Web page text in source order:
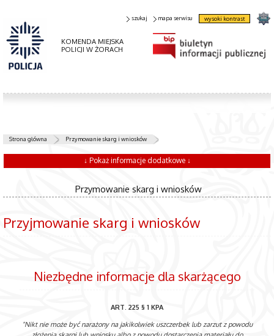
KOMENDA MIEJSKA
POLICJI W ŻORACH
szukaj mapa serwisu wysoki kontrast
Strona główna Przymowanie skarg i wniosków
↓ Pokaż informacje dodatkowe ↓
Przymowanie skarg i wniosków
Przyjmowanie skarg i wniosków
Niezbędne informacje dla skarżącego
ART. 225 § 1 KPA
"Nikt nie może być narażony na jakikolwiek uszczerbek lub zarzut z powodu